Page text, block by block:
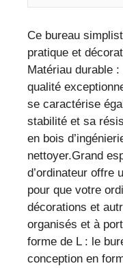
Ce bureau
pratique et
Matériau durable :
qualité
se caractérise
stabilité et sa
en bois
nettoyer.Grand
d’ordinateur offre
pour que votre
décorations et
organisés et à
forme de L : le
conception en